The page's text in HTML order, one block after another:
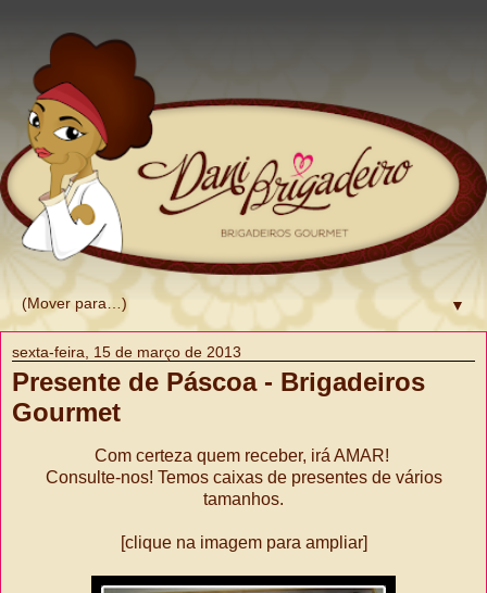
▼
sexta-feira, 15 de março de 2013
Presente de Páscoa - Brigadeiros
Gourmet
Com certeza quem receber, irá AMAR!
Consulte-nos! Temos caixas de presentes de vários
tamanhos.
[clique na imagem para ampliar]